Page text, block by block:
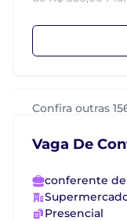
Confira outras
Vaga De
conferente
Presencial